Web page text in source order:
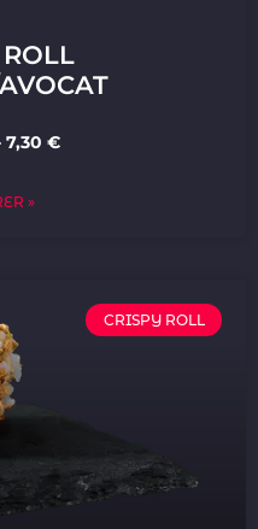
ROLL
7,30 €
»
CRISPY ROLL